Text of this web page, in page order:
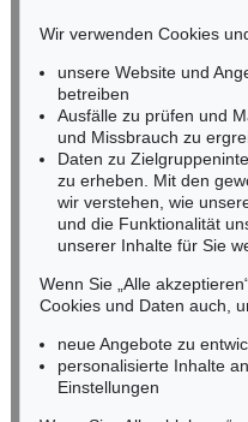
Ergebnis:€ 87.500
Auktion 330 - Lot 482
Kleine Spanierin, 1995
Ergebnis:€ 75.600
RHEINLAND-PFALZ
Miriam Heß
Tel.: +49 (0)62 21 58 80-
Fax: +49 (0)62 21 58 80-
NORDDEUTSCHLAND
Nico Kassel, M.A.
Tel.: +49 (0)89 55244-164
Mobil: +49 (0)171
Keine Auktion
Wir verwenden Cookies
unsere Website und
betreiben
Ausfälle zu prüfen und
und Missbrauch zu
Daten zu
zu erheben. Mit den
wir verstehen, wie
und die Funktionalität
unserer Inhalte für Sie
Wenn Sie „Alle
Cookies und Daten auch,
neue Angebote zu
personalisierte Inhalte
Einstellungen